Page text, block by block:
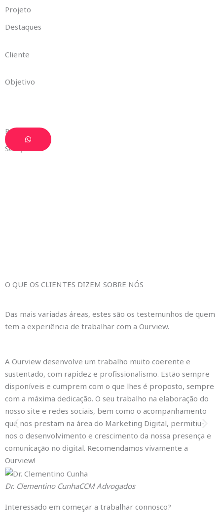
Projeto
Destaques
Cliente
Objetivo
Projeto
Solução
O QUE OS CLIENTES DIZEM SOBRE NÓS
Das mais variadas áreas, estes são os testemunhos de quem
tem a experiência de trabalhar com a Ourview.
A Ourview desenvolve um trabalho muito coerente e
sustentado, com rapidez e profissionalismo. Estão sempre
disponíveis e cumprem com o que lhes é proposto, sempre
com a máxima dedicação. O seu trabalho na elaboração do
nosso site e redes sociais, bem como o acompanhamento
que nos prestam na área do Marketing Digital, permitiu-
nos o desenvolvimento e crescimento da nossa presença e
comunicação no digital. Recomendamos vivamente a
Ourview!
Dr. Clementino CunhaCCM Advogados
Interessado em começar a trabalhar connosco?